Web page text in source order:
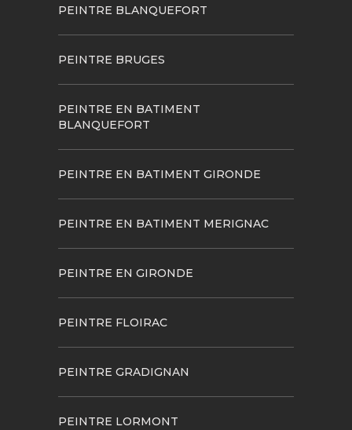
PEINTRE BLANQUEFORT
PEINTRE BRUGES
PEINTRE EN BATIMENT
BLANQUEFORT
PEINTRE EN BATIMENT GIRONDE
PEINTRE EN BATIMENT MERIGNAC
PEINTRE EN GIRONDE
PEINTRE FLOIRAC
PEINTRE GRADIGNAN
PEINTRE LORMONT